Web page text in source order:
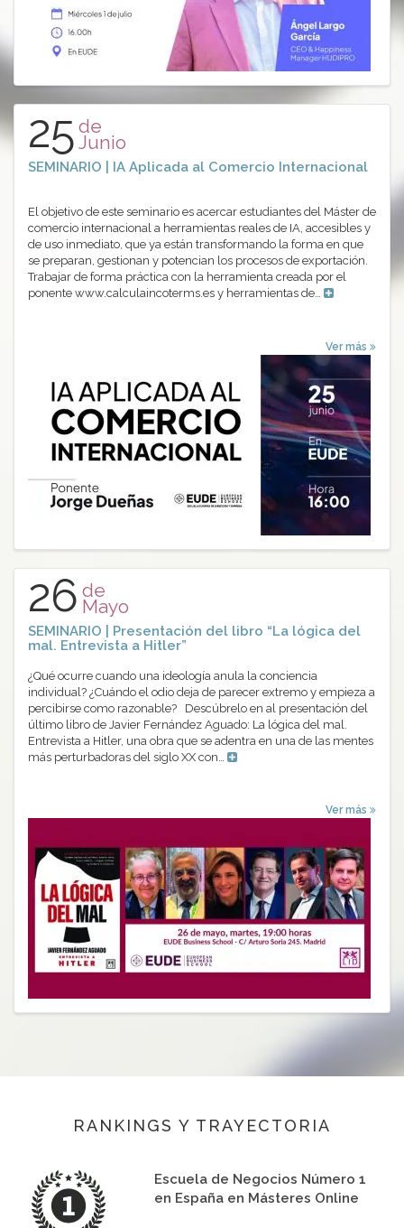
25 de
Junio
SEMINARIO | IA Aplicada al Comercio Internacional
El objetivo de este seminario es acercar estudiantes del Máster de
comercio internacional a herramientas reales de IA, accesibles y
de uso inmediato, que ya están transformando la forma en que
se preparan, gestionan y potencian los procesos de exportación.
Trabajar de forma práctica con la herramienta creada por el
ponente www.calculaincoterms.es y herramientas de…
Ver más
26 de
Mayo
SEMINARIO | Presentación del libro “La lógica del
mal. Entrevista a Hitler”
¿Qué ocurre cuando una ideología anula la conciencia
individual? ¿Cuándo el odio deja de parecer extremo y empieza a
percibirse como razonable? Descúbrelo en al presentación del
último libro de Javier Fernández Aguado: La lógica del mal.
Entrevista a Hitler, una obra que se adentra en una de las mentes
más perturbadoras del siglo XX con…
Ver más
RANKINGS Y TRAYECTORIA
Escuela de Negocios Número 1
en España en Másteres Online